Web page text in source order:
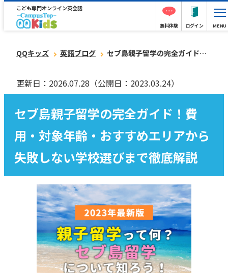
こども専門オンライン英会話
無料体験 ログイン MENU
QQキッズ 英語ブログ セブ島親子留学の完全ガイド！費用・対象年齢・おすすめエリアから失敗しない学校選びまで徹底解説
更新日：2026.07.28 （公開日：2023.03.24）
セブ島親子留学の完全ガイド！費
用・対象年齢・おすすめエリアから
失敗しない学校選びまで徹底解説